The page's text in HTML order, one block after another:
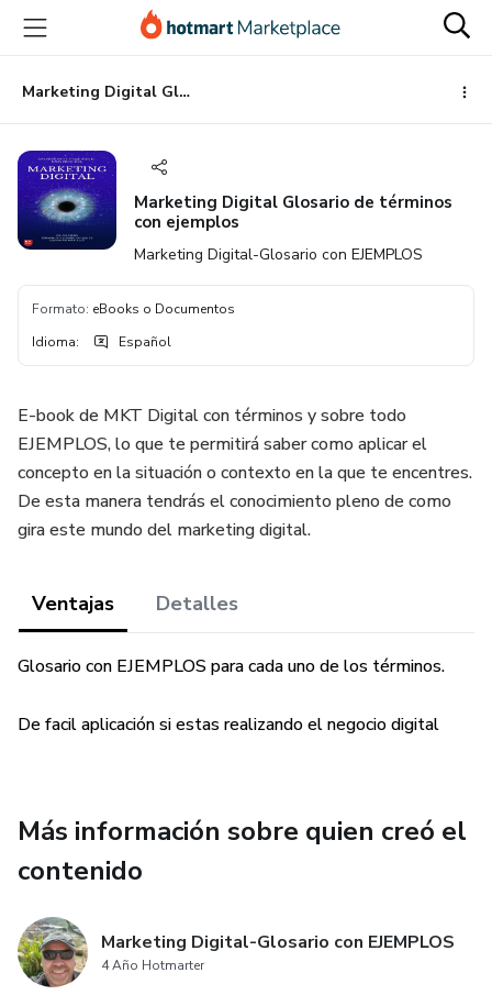
principal
página
de
página
Marketing Digital Glosario de términos con ejemplos
Marketing Digital Glosario de términos
con ejemplos
Marketing Digital-Glosario con EJEMPLOS
Formato: eBooks o Documentos
Idioma: Español
E-book de MKT Digital con términos y sobre todo
EJEMPLOS, lo que te permitirá saber como aplicar el
concepto en la situación o contexto en la que te encentres.
De esta manera tendrás el conocimiento pleno de como
gira este mundo del marketing digital.
Ventajas Detalles
Glosario con EJEMPLOS para cada uno de los términos.
De facil aplicación si estas realizando el negocio digital
Más información sobre quien creó el
contenido
Marketing Digital-Glosario con EJEMPLOS
4 Año Hotmarter